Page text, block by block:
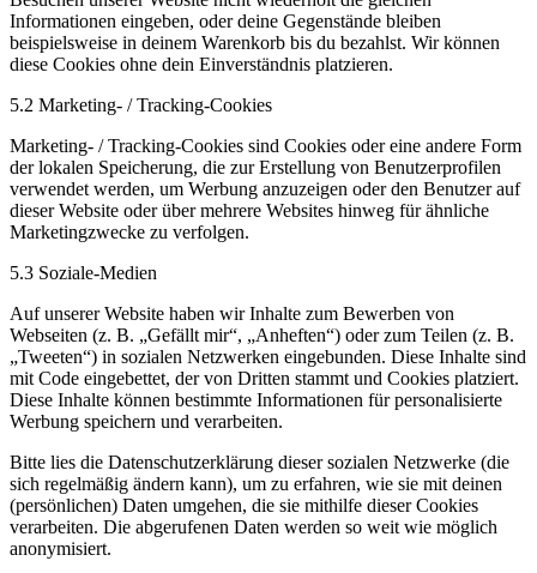
Informationen eingeben, oder deine Gegenstände bleiben
beispielsweise in deinem Warenkorb bis du bezahlst. Wir können
diese Cookies ohne dein Einverständnis platzieren.
5.2 Marketing- / Tracking-Cookies
Marketing- / Tracking-Cookies sind Cookies oder eine andere Form
der lokalen Speicherung, die zur Erstellung von Benutzerprofilen
verwendet werden, um Werbung anzuzeigen oder den Benutzer auf
dieser Website oder über mehrere Websites hinweg für ähnliche
Marketingzwecke zu verfolgen.
5.3 Soziale-Medien
Auf unserer Website haben wir Inhalte zum Bewerben von
Webseiten (z. B. „Gefällt mir“, „Anheften“) oder zum Teilen (z. B.
„Tweeten“) in sozialen Netzwerken eingebunden. Diese Inhalte sind
mit Code eingebettet, der von Dritten stammt und Cookies platziert.
Diese Inhalte können bestimmte Informationen für personalisierte
Werbung speichern und verarbeiten.
Bitte lies die Datenschutzerklärung dieser sozialen Netzwerke (die
sich regelmäßig ändern kann), um zu erfahren, wie sie mit deinen
(persönlichen) Daten umgehen, die sie mithilfe dieser Cookies
verarbeiten. Die abgerufenen Daten werden so weit wie möglich
anonymisiert.